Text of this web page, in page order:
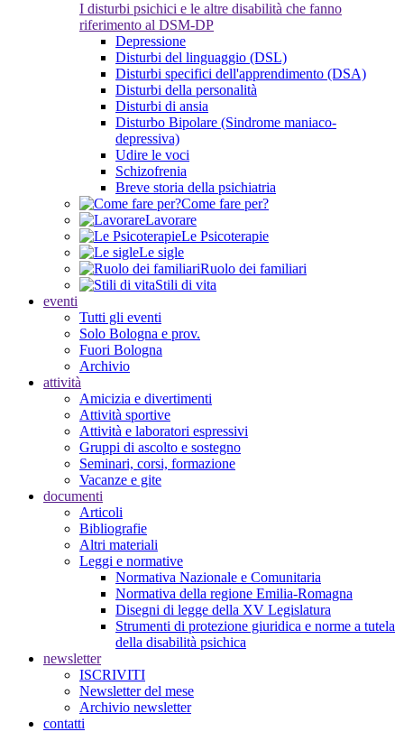
I disturbi psichici e le altre disabilità che fanno
riferimento al DSM-DP
Depressione
Disturbi del linguaggio (DSL)
Disturbi specifici dell'apprendimento (DSA)
Disturbi della personalità
Disturbi di ansia
Disturbo Bipolare (Sindrome maniaco-
depressiva)
Udire le voci
Schizofrenia
Breve storia della psichiatria
Come fare per?
Lavorare
Le Psicoterapie
Le sigle
Ruolo dei familiari
Stili di vita
eventi
Tutti gli eventi
Solo Bologna e prov.
Fuori Bologna
Archivio
attività
Amicizia e divertimenti
Attività sportive
Attività e laboratori espressivi
Gruppi di ascolto e sostegno
Seminari, corsi, formazione
Vacanze e gite
documenti
Articoli
Bibliografie
Altri materiali
Leggi e normative
Normativa Nazionale e Comunitaria
Normativa della regione Emilia-Romagna
Disegni di legge della XV Legislatura
Strumenti di protezione giuridica e norme a tutela
della disabilità psichica
newsletter
ISCRIVITI
Newsletter del mese
Archivio newsletter
contatti